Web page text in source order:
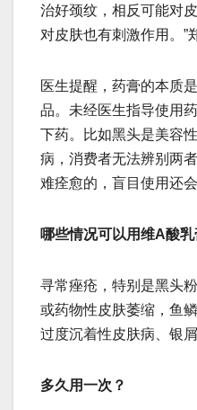
治好颈纹，相反可能对
对皮肤也有刺激作用。”
医生提醒，药膏的本质
品。未经医生指导使用
下药。比如黑头是美容
病，消费者无法辨别两
难痊愈的，盲目使用还
哪些情况可以用维A酸乳
寻常痤疮，特别是黑头
或药物性皮肤萎缩，鱼
过度沉着性皮肤病、银屑
多久用一次？